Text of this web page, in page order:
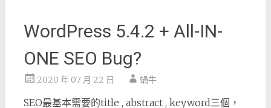
WordPress 5.4.2 + All-IN-
ONE SEO Bug?
2020 年 07 月 22 日 蝸牛
SEO最基本需要的title , abstract , keyword三個，